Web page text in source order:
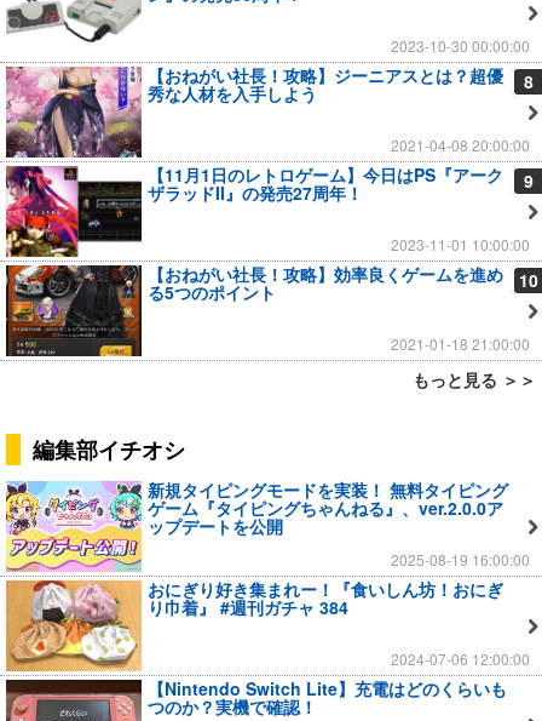
2023-10-30 00:00:00
8
【おねがい社長！攻略】ジーニアスとは？超優
秀な人材を入手しよう
2021-04-08 20:00:00
9
【11月1日のレトロゲーム】今日はPS『アーク
ザラッドII』の発売27周年！
2023-11-01 10:00:00
10
【おねがい社長！攻略】効率良くゲームを進め
る5つのポイント
2021-01-18 21:00:00
もっと見る ＞＞
編集部イチオシ
新規タイピングモードを実装！ 無料タイピング
ゲーム『タイピングちゃんねる』、ver.2.0.0ア
ップデートを公開
2025-08-19 16:00:00
おにぎり好き集まれー！『食いしん坊！おにぎ
り巾着』 #週刊ガチャ 384
2024-07-06 12:00:00
【Nintendo Switch Lite】充電はどのくらいも
つのか？実機で確認！